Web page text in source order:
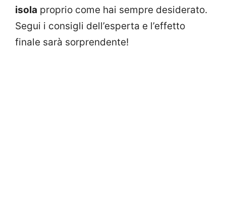
isola proprio come hai sempre desiderato.
Segui i consigli dell’esperta e l’effetto
finale sarà sorprendente!